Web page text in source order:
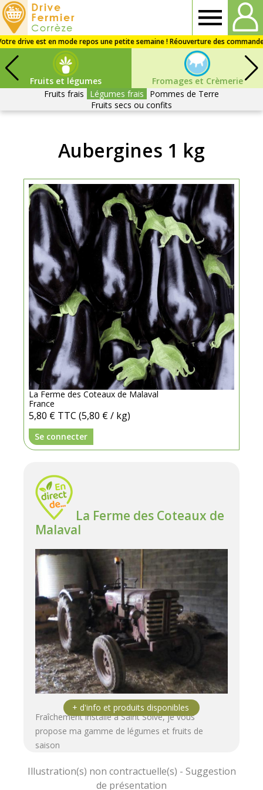
Corrèze
Fruits et légumes
Fromages et Crèmerie
Fruits frais
Légumes frais
Pommes de Terre
Fruits secs ou confits
Aubergines 1 kg
La Ferme des Coteaux de Malaval
France
5,80 € TTC (5,80 € / kg)
Se connecter
La Ferme des Coteaux de
Malaval
Fraîchement installé à Saint Solve, je vous
propose ma gamme de légumes et fruits de
saison